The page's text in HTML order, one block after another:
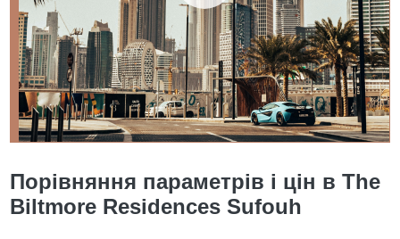
Порівняння параметрів і цін в The
Biltmore Residences Sufouh